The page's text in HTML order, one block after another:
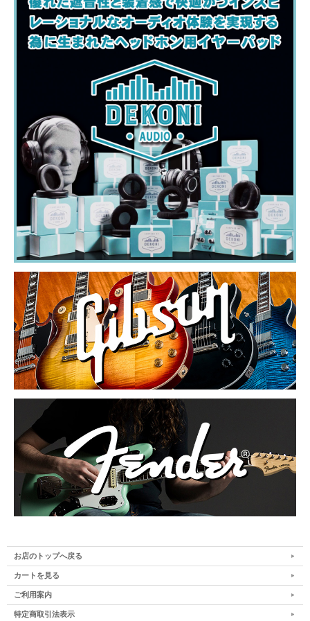
お店のトップへ戻る
カートを見る
ご利用案内
特定商取引法表示